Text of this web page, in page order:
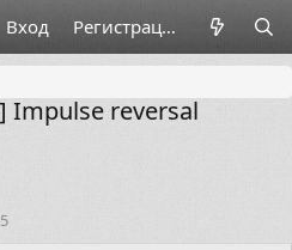
Вход Регистрация
Impulse reversal